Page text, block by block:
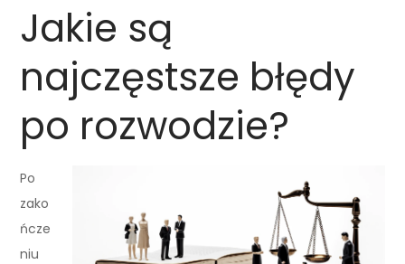
Jakie są
najczęstsze błędy
po rozwodzie?
Po
zako
ńcze
niu